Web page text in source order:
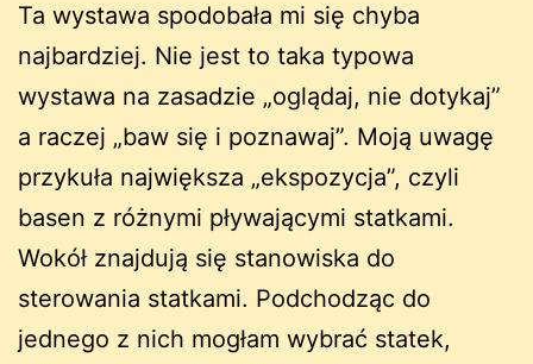
Ta wystawa spodobała mi się chyba
najbardziej. Nie jest to taka typowa
wystawa na zasadzie „oglądaj, nie dotykaj”
a raczej „baw się i poznawaj”. Moją uwagę
przykuła największa „ekspozycja”, czyli
basen z różnymi pływającymi statkami.
Wokół znajdują się stanowiska do
sterowania statkami. Podchodząc do
jednego z nich mogłam wybrać statek,